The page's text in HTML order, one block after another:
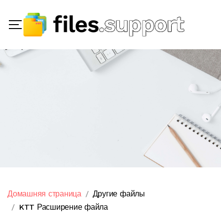
Домашняя страница
Другие файлы
KTT Расширение файла